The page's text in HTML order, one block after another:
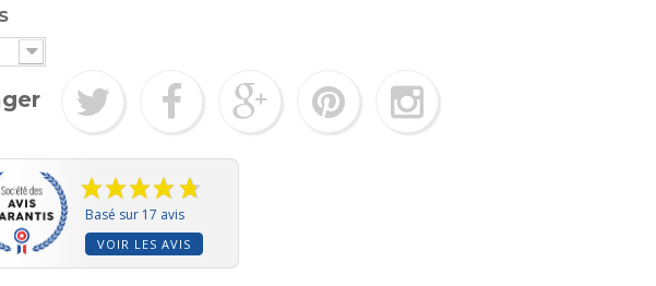
Basé sur 17 avis
VOIR LES AVIS